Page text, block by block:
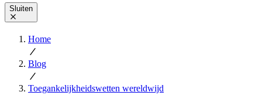
Sluiten
Home
Blog
Toegankelijkheidswetten wereldwijd